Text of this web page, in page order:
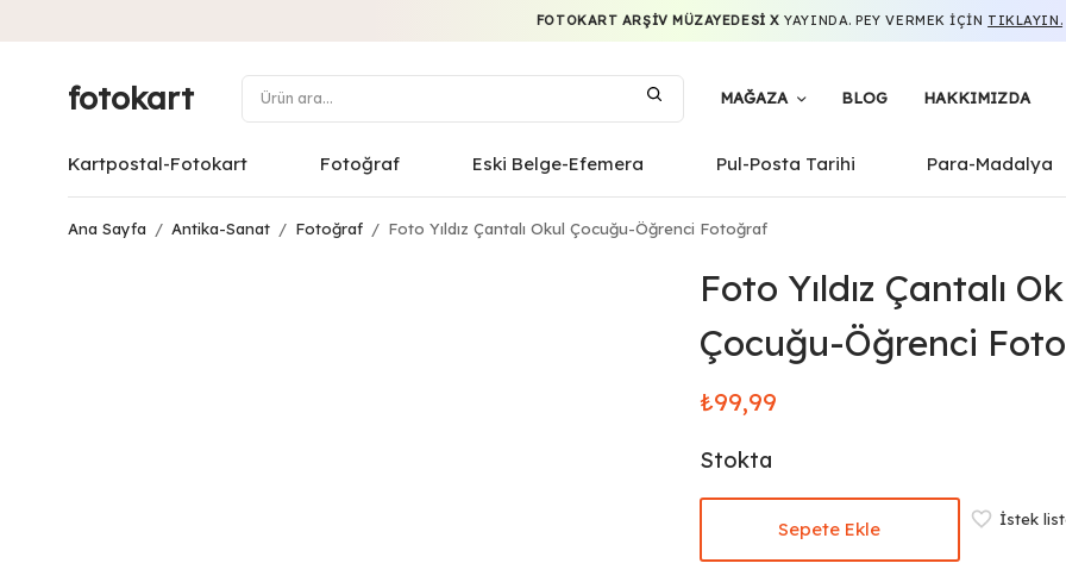
FOTOKART ARŞIV MÜZAYEDESI X YAYINDA. PEY VERMEK IÇIN TIKLAYIN.
fotokart MAĞAZA BLOG HAKKIMIZDA
Kartpostal-Fotokart Fotoğraf Eski Belge-Efemera Pul-Posta Tarihi Para-Madalya
Ana Sayfa / Antika-Sanat / Fotoğraf / Foto Yıldız Çantalı Okul Çocuğu-Öğrenci Fotoğraf
Foto Yıldız Çantalı
Çocuğu-Öğrenci
₺99,99
Stokta
Sepete Ekle İstek